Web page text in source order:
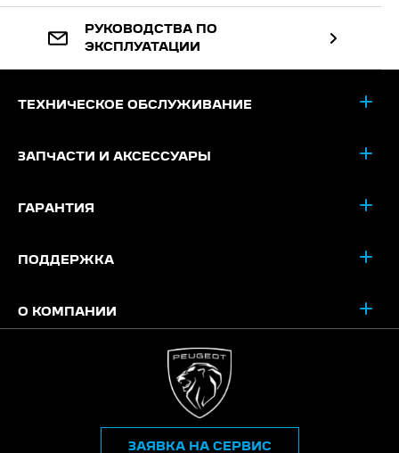
РУКОВОДСТВА ПО
ЭКСПЛУАТАЦИИ
ТЕХНИЧЕСКОЕ ОБСЛУЖИВАНИЕ
ЗАПЧАСТИ И АКСЕССУАРЫ
ГАРАНТИЯ
ПОДДЕРЖКА
О КОМПАНИИ
ЗАЯВКА НА СЕРВИС